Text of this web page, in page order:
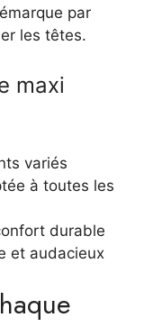
par
les têtes.
maxi
variés
à toutes les
durable
et audacieux